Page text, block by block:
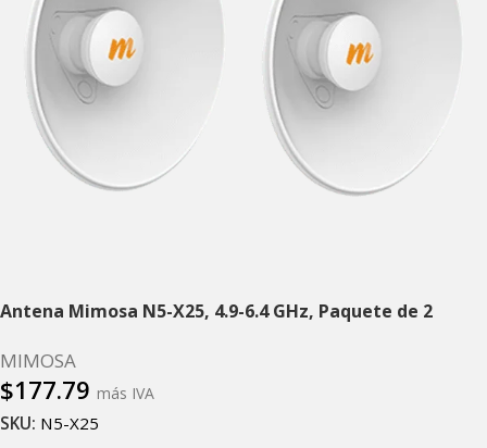
Antena Mimosa N5-X25, 4.9-6.4 GHz, Paquete de 2
MIMOSA
$177.79 más IVA
SKU: N5-X25